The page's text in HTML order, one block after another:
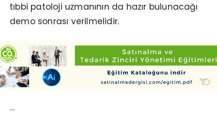
tıbbi patoloji uzmanının da hazır bulunacağı
demo sonrası verilmelidir.
…